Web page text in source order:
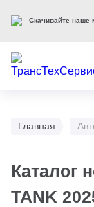
Главная
Каталог
TANK
Скачивайте наше